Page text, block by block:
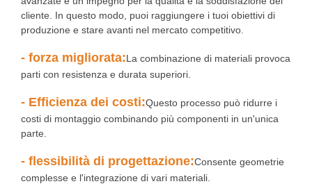
cliente. In questo modo, puoi raggiungere i tuoi obiettivi di
produzione e stare avanti nel mercato competitivo.
- forza migliorata:La combinazione di materiali provoca
parti con resistenza e durata superiori.
- Efficienza dei costi:Questo processo può ridurre i
costi di montaggio combinando più componenti in un'unica
parte.
- flessibilità di progettazione:Consente geometrie
complesse e l'integrazione di vari materiali.